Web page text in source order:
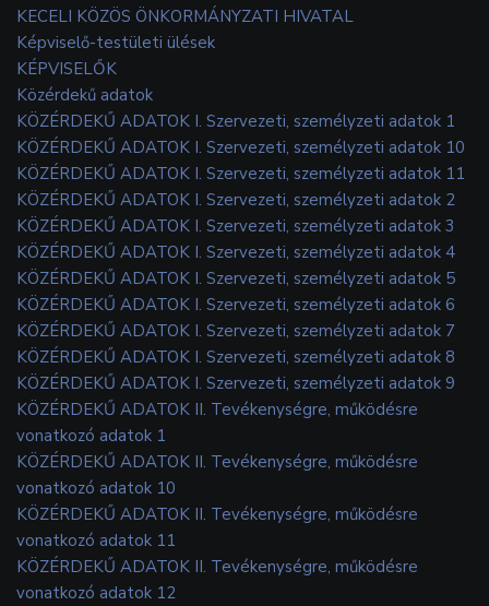
KECELI KÖZÖS ÖNKORMÁNYZATI HIVATAL
Képviselő-testületi ülések
KÉPVISELŐK
Közérdekű adatok
KÖZÉRDEKŰ ADATOK I. Szervezeti, személyzeti adatok 1
KÖZÉRDEKŰ ADATOK I. Szervezeti, személyzeti adatok 10
KÖZÉRDEKŰ ADATOK I. Szervezeti, személyzeti adatok 11
KÖZÉRDEKŰ ADATOK I. Szervezeti, személyzeti adatok 2
KÖZÉRDEKŰ ADATOK I. Szervezeti, személyzeti adatok 3
KÖZÉRDEKŰ ADATOK I. Szervezeti, személyzeti adatok 4
KÖZÉRDEKŰ ADATOK I. Szervezeti, személyzeti adatok 5
KÖZÉRDEKŰ ADATOK I. Szervezeti, személyzeti adatok 6
KÖZÉRDEKŰ ADATOK I. Szervezeti, személyzeti adatok 7
KÖZÉRDEKŰ ADATOK I. Szervezeti, személyzeti adatok 8
KÖZÉRDEKŰ ADATOK I. Szervezeti, személyzeti adatok 9
KÖZÉRDEKŰ ADATOK II. Tevékenységre, működésre
vonatkozó adatok 1
KÖZÉRDEKŰ ADATOK II. Tevékenységre, működésre
vonatkozó adatok 10
KÖZÉRDEKŰ ADATOK II. Tevékenységre, működésre
vonatkozó adatok 11
KÖZÉRDEKŰ ADATOK II. Tevékenységre, működésre
vonatkozó adatok 12